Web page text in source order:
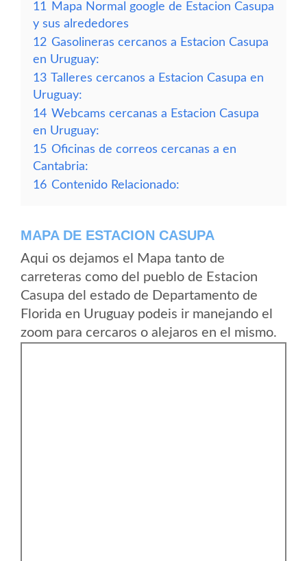
11
Mapa Normal google de Estacion Casupa
y sus alrededores
12 Gasolineras cercanos a Estacion Casupa
en Uruguay:
13 Talleres cercanos a Estacion Casupa en
Uruguay:
14 Webcams cercanas a Estacion Casupa
en Uruguay:
15 Oficinas de correos cercanas a en
Cantabria:
16 Contenido Relacionado:
MAPA DE ESTACION CASUPA
Aqui os dejamos el Mapa tanto de
carreteras como del pueblo de Estacion
Casupa del estado de Departamento de
Florida en Uruguay podeis ir manejando el
zoom para cercaros o alejaros en el mismo.